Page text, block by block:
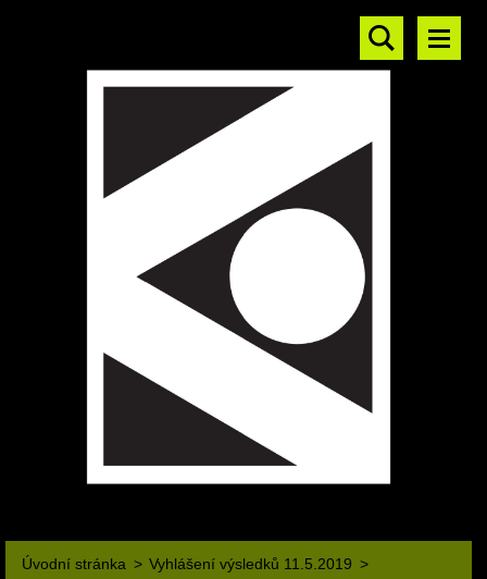
Úvodní stránka > Vyhlášení výsledků 11.5.2019 >